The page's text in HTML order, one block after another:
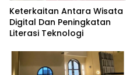
Keterkaitan Antara Wisata
Digital Dan Peningkatan
Literasi Teknologi